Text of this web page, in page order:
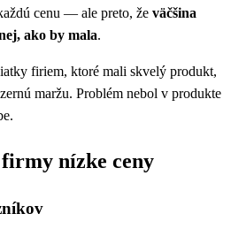
cenu — ale preto, že väčšina
ako by mala.
firiem, ktoré mali skvelý produkt,
maržu. Problém nebol v produkte
nízke ceny